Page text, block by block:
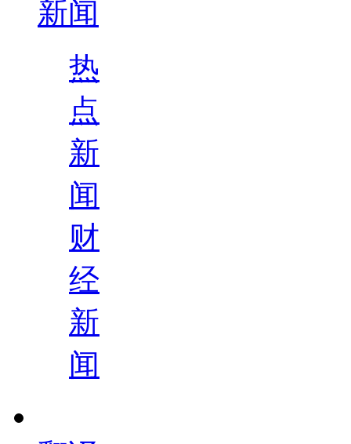
新闻
热
点
新
闻
财
经
新
闻